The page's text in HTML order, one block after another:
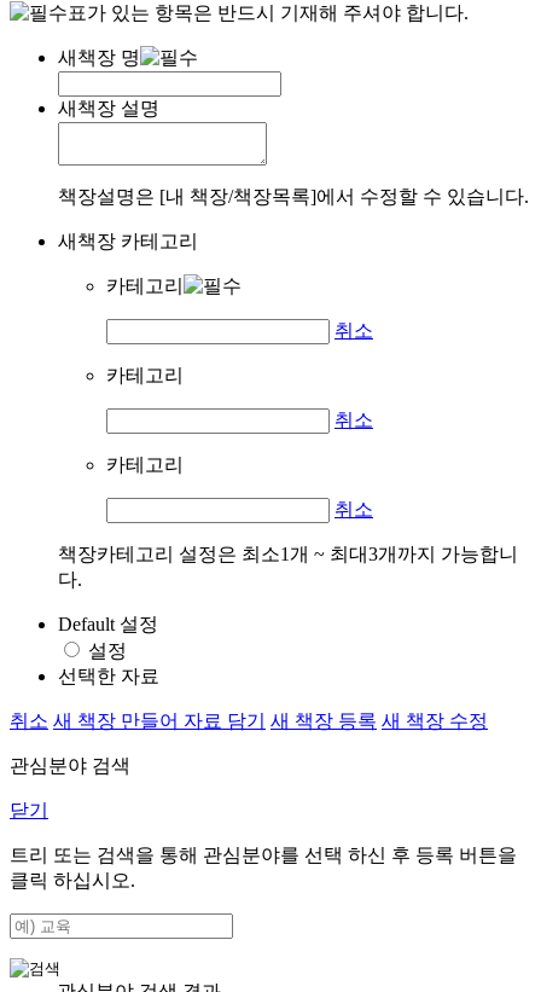
표가 있는 항목은 반드시 기재해 주셔야 합니다.
새책장 명
새책장 설명
책장설명은 [내 책장/책장목록]에서 수정할 수 있습니다.
새책장 카테고리
카테고리
취소
카테고리
취소
카테고리
취소
책장카테고리 설정은 최소1개 ~ 최대3개까지 가능합니
다.
Default 설정
설정
선택한 자료
취소 새 책장 만들어 자료 담기 새 책장 등록 새 책장 수정
관심분야 검색
닫기
트리 또는 검색을 통해 관심분야를 선택 하신 후 등록 버튼을
클릭 하십시오.